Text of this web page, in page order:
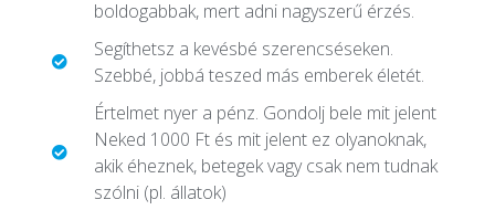
boldogabbak, mert adni nagyszerű érzés.
Segíthetsz a kevésbé szerencséseken.
Szebbé, jobbá teszed más emberek életét.
Értelmet nyer a pénz. Gondolj bele mit jelent
Neked 1000 Ft és mit jelent ez olyanoknak,
akik éheznek, betegek vagy csak nem tudnak
szólni (pl. állatok)